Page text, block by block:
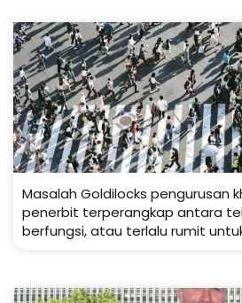
Masalah Goldilocks pengurusan
penerbit terperangkap antara
berfungsi, atau terlalu rumit